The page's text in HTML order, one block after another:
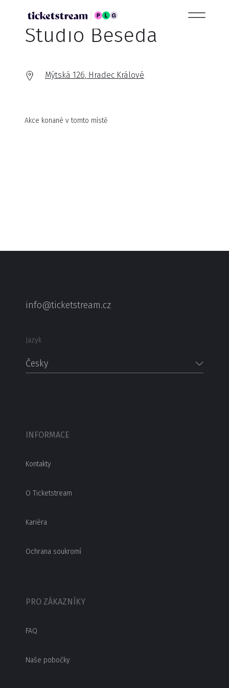
Studio Beseda
Mýtská 126, Hradec Králové
Akce konané v tomto místě
info@ticketstream.cz
Jazyk
Česky
INFORMACE
Kontakty
O Ticketstream
Kariéra
Ochrana soukromí
PRO ZÁKAZNÍKY
FAQ
Naše pobočky